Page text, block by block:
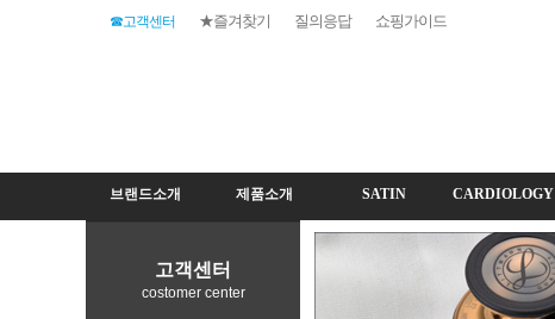
☎고객센터 ★즐겨찾기 질의응답 쇼핑가이드
브랜드소개 제품소개 SATIN CARDIOLOGY
고객센터
costomer center